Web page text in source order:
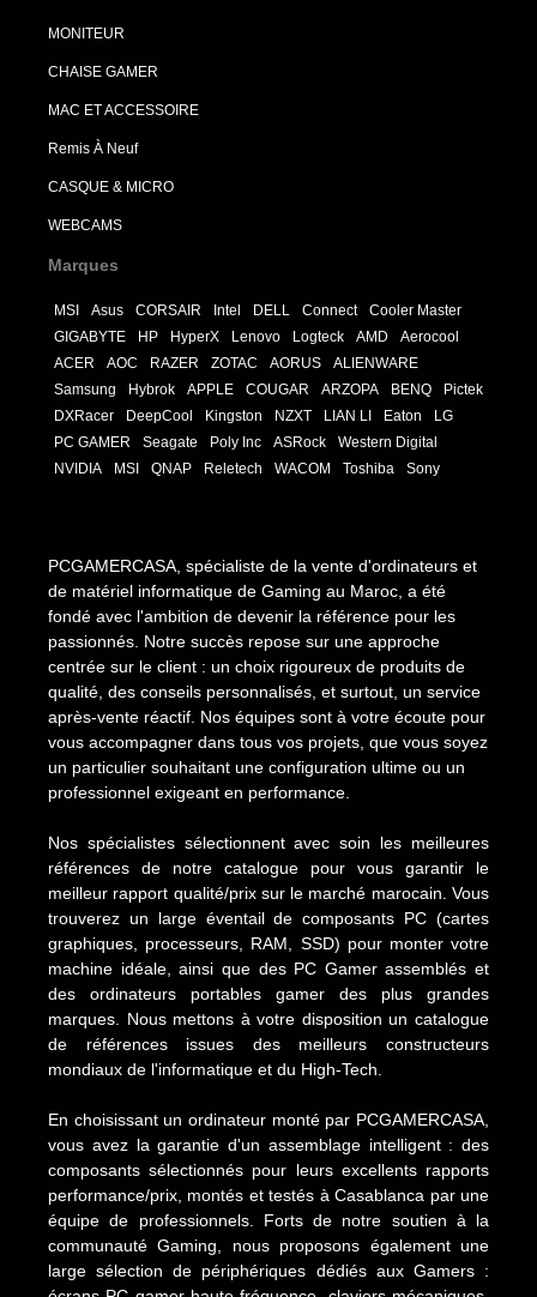
MONITEUR
CHAISE GAMER
MAC ET ACCESSOIRE
Remis À Neuf
CASQUE & MICRO
WEBCAMS
Marques
MSI Asus CORSAIR Intel DELL Connect
Cooler Master
GIGABYTE
HP HyperX Lenovo Logteck AMD
Aerocool
ACER
AOC RAZER ZOTAC AORUS
ALIENWARE
Samsung
Hybrok APPLE COUGAR ARZOPA BENQ
Pictek
DXRacer
DeepCool Kingston NZXT LIAN LI Eaton
LG
PC GAMER
Seagate Poly Inc ASRock
Western Digital
NVIDIA
MSI QNAP Reletech WACOM Toshiba Sony
PCGAMERCASA, spécialiste de la vente d'ordinateurs et
de matériel informatique de Gaming au Maroc, a été
fondé avec l'ambition de devenir la référence pour les
passionnés. Notre succès repose sur une approche
centrée sur le client : un choix rigoureux de produits de
qualité, des conseils personnalisés, et surtout, un service
après-vente réactif. Nos équipes sont à votre écoute pour
vous accompagner dans tous vos projets, que vous soyez
un particulier souhaitant une configuration ultime ou un
professionnel exigeant en performance.
Nos spécialistes sélectionnent avec soin les meilleures
références de notre catalogue pour vous garantir le
meilleur rapport qualité/prix sur le marché marocain. Vous
trouverez un large éventail de composants PC (cartes
graphiques, processeurs, RAM, SSD) pour monter votre
machine idéale, ainsi que des PC Gamer assemblés et
des ordinateurs portables gamer des plus grandes
marques. Nous mettons à votre disposition un catalogue
de références issues des meilleurs constructeurs
mondiaux de l'informatique et du High-Tech.
En choisissant un ordinateur monté par PCGAMERCASA,
vous avez la garantie d'un assemblage intelligent : des
composants sélectionnés pour leurs excellents rapports
performance/prix, montés et testés à Casablanca par une
équipe de professionnels. Forts de notre soutien à la
communauté Gaming, nous proposons également une
large sélection de périphériques dédiés aux Gamers :